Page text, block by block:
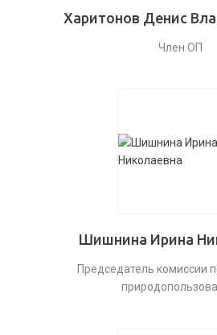
Харитонов Денис
Член ОП
Шишнина Ирина
Председатель комиссии